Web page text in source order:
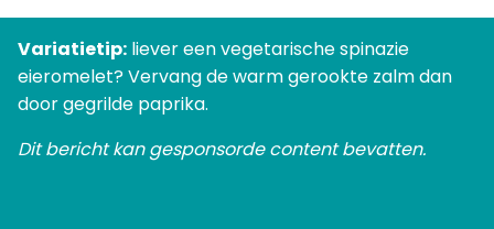
Variatietip: liever een vegetarische spinazie
eieromelet? Vervang de warm gerookte zalm dan
door gegrilde paprika.
Dit bericht kan gesponsorde content bevatten.